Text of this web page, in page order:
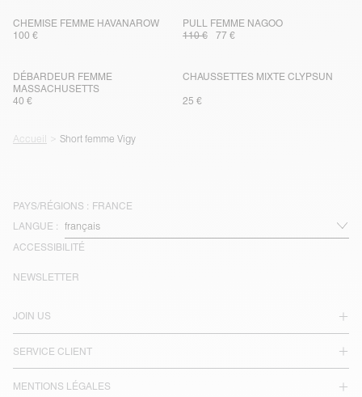
CHEMISE FEMME HAVANAROW
100 €
PULL FEMME NAGOO
110 €
77 €
DÉBARDEUR FEMME
MASSACHUSETTS
40 €
CHAUSSETTES MIXTE CLYPSUN
25 €
Accueil Short femme Vigy
PAYS/RÉGIONS : FRANCE
LANGUE :
ACCESSIBILITÉ
JOIN US
SERVICE CLIENT
MENTIONS LÉGALES
NEWSLETTER